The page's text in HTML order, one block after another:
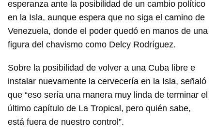
esperanza ante la posibilidad de un cambio político
en la Isla, aunque espera que no siga el camino de
Venezuela, donde el poder quedó en manos de una
figura del chavismo como Delcy Rodríguez.
Sobre la posibilidad de volver a una Cuba libre e
instalar nuevamente la cervecería en la Isla, señaló
que “eso sería una manera muy linda de terminar el
último capítulo de La Tropical, pero quién sabe,
está fuera de nuestro control”.